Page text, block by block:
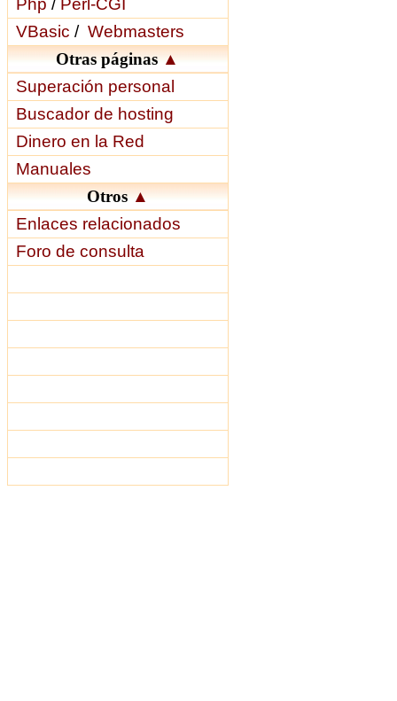
Php / Perl-CGI
VBasic / Webmasters
Otras páginas▲
Superación personal
Buscador de hosting
Dinero en la Red
Manuales
Otros▲
Enlaces relacionados
Foro de consulta